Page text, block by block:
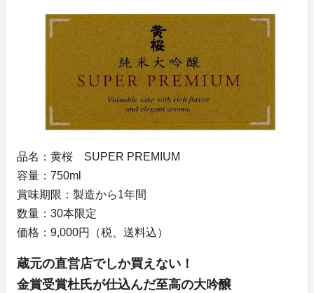
品名：黄桜 SUPER PREMIUM
容量：750ml
賞味期限：製造から1年間
数量：30本限定
価格：9,000円（税、送料込）
蔵元の直営店でしか買えない！
金賞受賞杜氏が仕込んだ至高の大吟醸